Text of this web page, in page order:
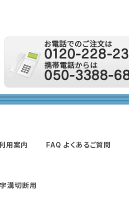
用案内 FAQ よくあるご質問
字溝切断用